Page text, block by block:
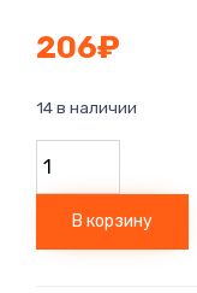
206₽
14 в наличии
товара
Подарочная
коробкаВ корзину